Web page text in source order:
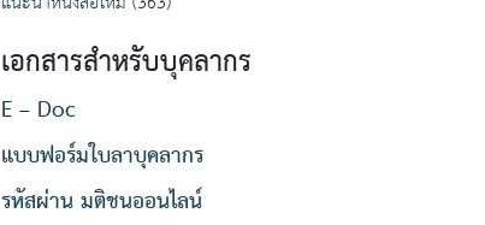
เอกสารสำหรับบุคลากร
E – Doc
แบบฟอร์มใบลาบุคลากร
รหัสผ่าน มติชนออนไลน์